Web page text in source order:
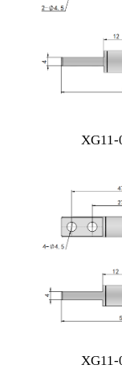
XG11-
XG11-